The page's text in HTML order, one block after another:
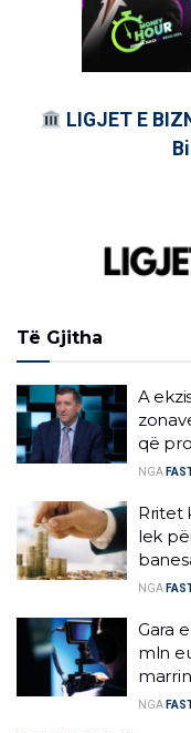
LIGJET E
Të Gjitha
A
që
NGA
Rritet
lek
NGA
Gara
mln
NGA